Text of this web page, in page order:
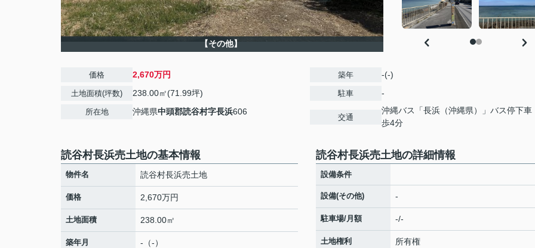
【その他】
価格 2,670万円
土地面積(坪数) 238.00㎡(71.99坪)
所在地 沖縄県中頭郡読谷村字長浜606
築年 -(-)
駐車 -
交通
沖縄バス「長浜（沖縄県）」バス停下
歩4分
読谷村長浜売土地の基本情報
物件名 読谷村長浜売土地
価格 2,670万円
土地面積 238.00㎡
築年月 -（-）
読谷村長浜売土地の詳細情報
設備条件
設備(その他) -
駐車場/月額 -/-
土地権利 所有権